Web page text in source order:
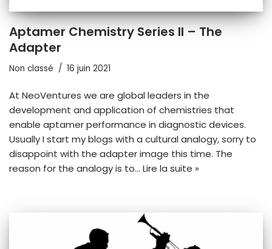
Aptamer Chemistry Series II – The
Adapter
Non classé 16 juin 2021
At NeoVentures we are global leaders in the
development and application of chemistries that
enable aptamer performance in diagnostic devices.
Usually I start my blogs with a cultural analogy, sorry to
disappoint with the adapter image this time. The
reason for the analogy is to… Lire la suite »